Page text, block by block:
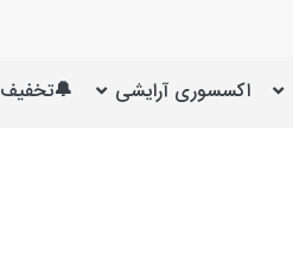
اکسسوری آرایشی 🔔تخفیف